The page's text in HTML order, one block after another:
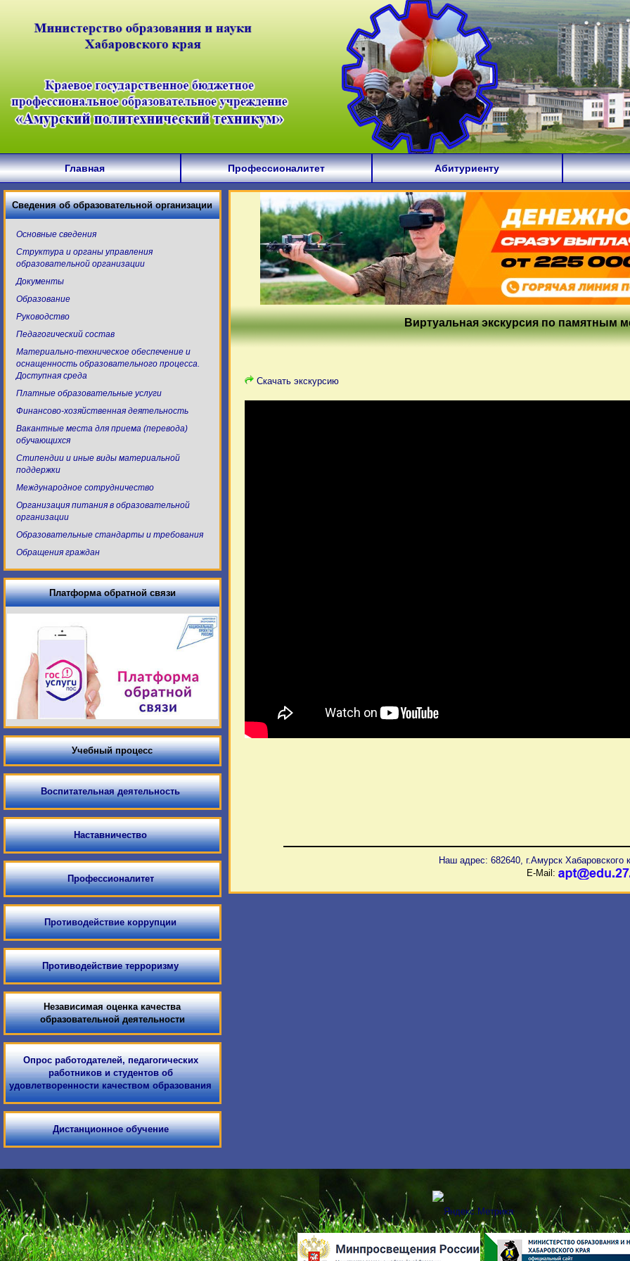
Главная Профессионалитет Абитуриенту
Сведения об образовательной организации
Основные сведения
Структура и органы управления
образовательной организации
Документы
Образование
Руководство
Педагогический состав
Материально-техническое обеспечение и
оснащенность образовательного процесса.
Доступная среда
Платные образовательные услуги
Финансово-хозяйственная деятельность
Вакантные места для приема (перевода)
обучающихся
Стипендии и иные виды материальной
поддержки
Международное сотрудничество
Организация питания в образовательной
организации
Образовательные стандарты и требования
Обращения граждан
Платформа обратной связи
Учебный процесс
Воспитательная деятельность
Наставничество
Профессионалитет
Противодействие коррупции
Противодействие терроризму
Независимая оценка качества
образовательной деятельности
Опрос работодателей, педагогических
работников и студентов об
удовлетворенности качеством образования
Дистанционное обучение
Виртуальная экскурсия по памятным
Скачать экскурсию
Наш адрес: 682640, г.Амурск Хабаровского
E-Mail: